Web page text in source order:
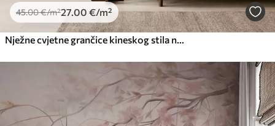
45.00€/m²27.00 €/m²
Nježne cvjetne grančice kineskog stila na svijetloj pozadini